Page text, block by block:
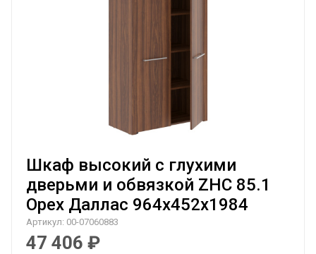
Шкаф высокий с глухими
дверьми и обвязкой ZHC 85.1
Орех Даллас 964х452х1984
Артикул: 00-07060883
47 406 ₽